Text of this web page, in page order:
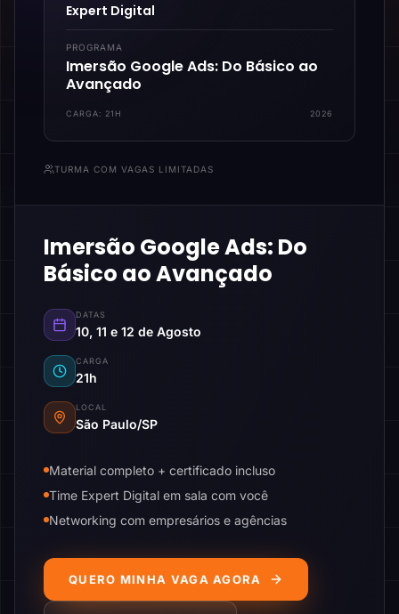
Expert Digital
PROGRAMA
Imersão Google Ads: Do Básico ao
Avançado
CARGA: 21H 2026
TURMA COM VAGAS LIMITADAS
Imersão Google Ads: Do
Básico ao Avançado
DATAS
10, 11 e 12 de Agosto
CARGA
21h
LOCAL
São Paulo/SP
Material completo + certificado incluso
Time Expert Digital em sala com você
Networking com empresários e agências
QUERO MINHA VAGA AGORA